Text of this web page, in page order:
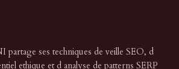
ses techniques de veille SEO, d
ethique et d analyse de patterns SERP